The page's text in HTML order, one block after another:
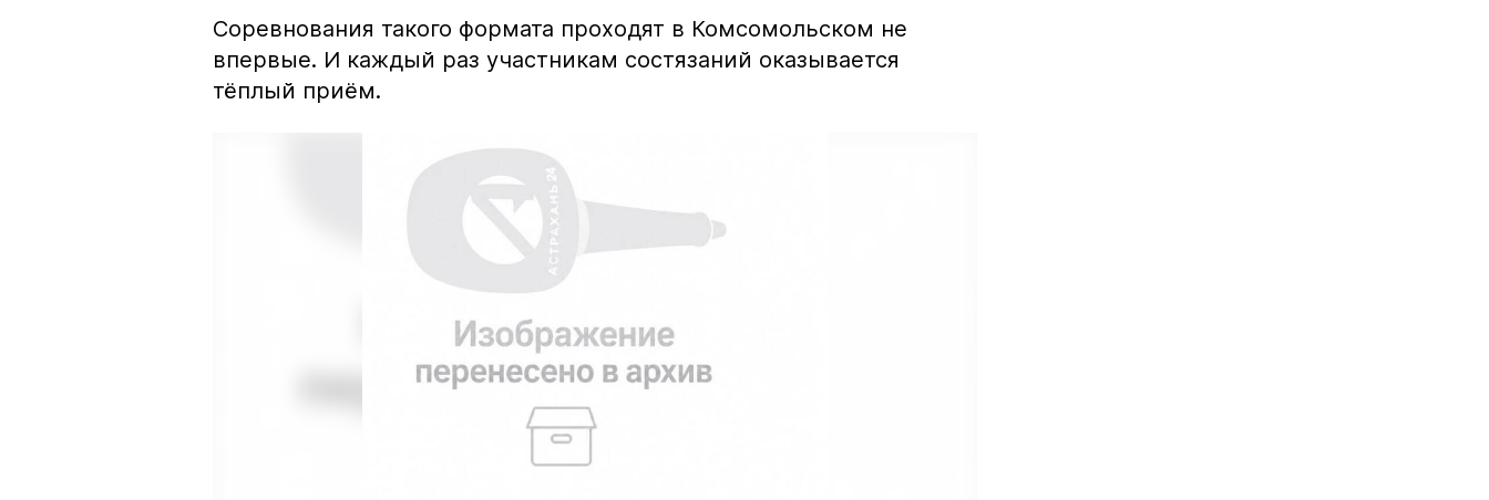
Соревнования такого формата проходят в Комсомольском не
впервые. И каждый раз участникам состязаний оказывается
тёплый приём.